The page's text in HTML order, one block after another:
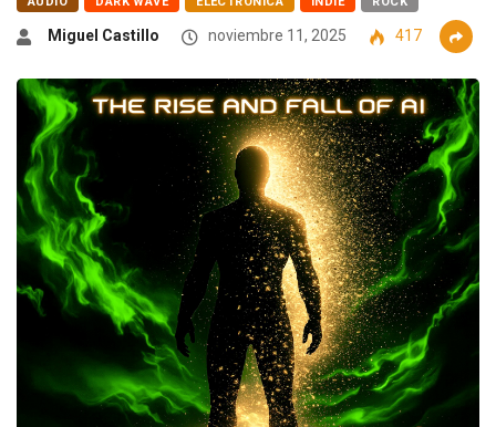
Miguel Castillo noviembre 11, 2025 417